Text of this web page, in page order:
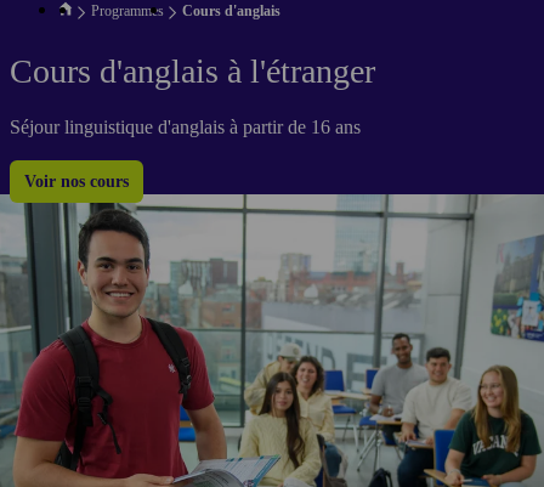
Programmes Cours d'anglais
Cours d'anglais à l'étranger
Séjour linguistique d'anglais à partir de 16 ans
Voir nos cours